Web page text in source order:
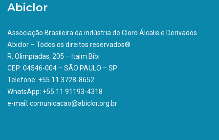
Abiclor
Associação Brasileira da indústria de Cloro Álcalis e Derivados
Abiclor – Todos os direitos reservados®
R. Olimpíadas, 205 – Itaim Bibi
CEP: 04546-004 – SÃO PAULO – SP
Telefone: +55 11 3728-8652
WhatsApp: +55 11 91193-4318
e-mail: comunicacao@abiclor.org.br